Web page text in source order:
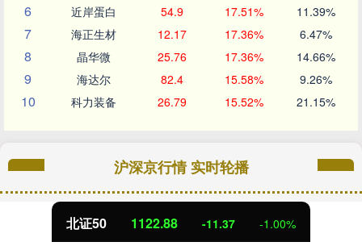
6 近岸蛋白 54.9 17.51% 11.39%
7 海正生材 12.17 17.36% 6.47%
8 晶华微 25.76 17.36% 14.66%
9 海达尔 82.4 15.58% 9.26%
10 科力装备 26.79 15.52% 21.15%
沪深京行情 实时轮播
北证50 1122.88 -11.37 -1.00%